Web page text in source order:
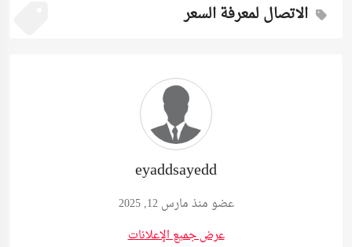
الاتصال لمعرفة السعر
eyaddsayedd
عضو منذ مارس 12, 2025
عرض جميع الإعلانات